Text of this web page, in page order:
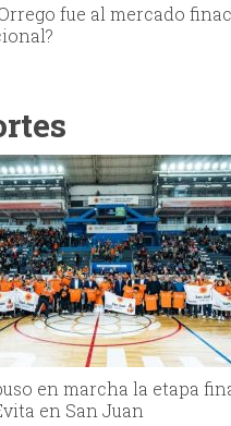
fue al mercado
en marcha la etapa
en San Juan